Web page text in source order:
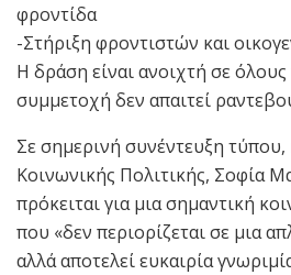
φροντίδα
-Στήριξη φροντιστών και
Η δράση είναι ανοιχτή σε όλους
συμμετοχή δεν απαιτεί
Σε σημερινή συνέντευξη
Κοινωνικής Πολιτικής, Σοφία
πρόκειται για μια σημαντική
που «δεν περιορίζεται σε μια
αλλά αποτελεί ευκαιρία